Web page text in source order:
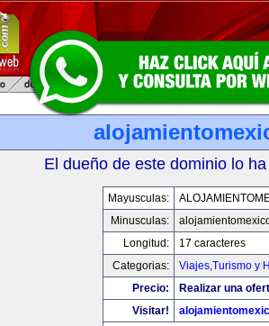
El dueño de este dominio lo
Mayusculas:
Minusculas:
Longitud:
17 caracteres
Categorias:
Viajes,Turismo y
Precio:
Realizar una
Visitar!